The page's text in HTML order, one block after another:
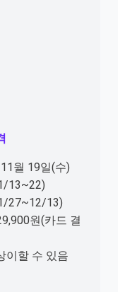
월 19일(수)
13~22)
27~12/13)
원(카드 결
이할 수 있음